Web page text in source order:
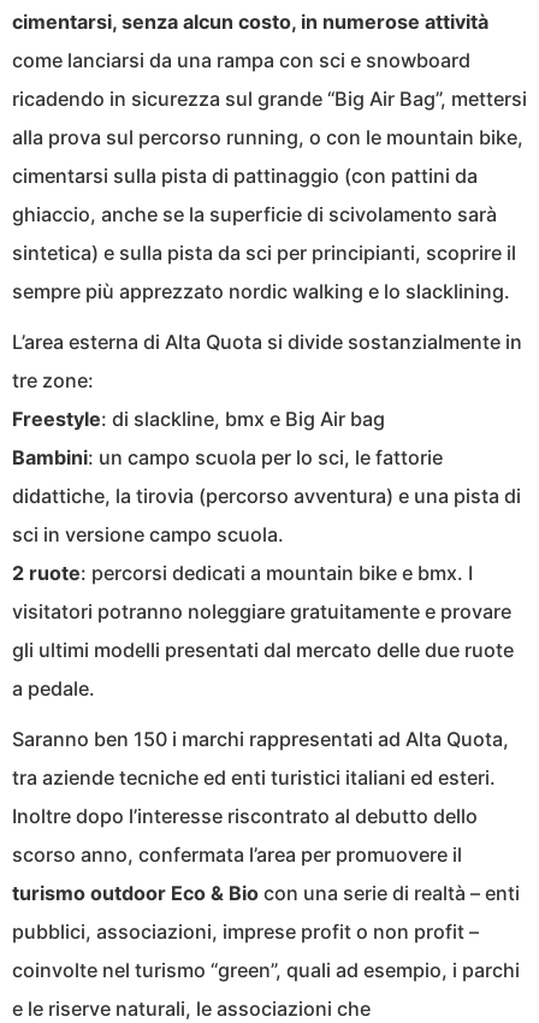
cimentarsi, senza alcun costo, in numerose attività
come lanciarsi da una rampa con sci e snowboard
ricadendo in sicurezza sul grande “Big Air Bag”, mettersi
alla prova sul percorso running, o con le mountain bike,
cimentarsi sulla pista di pattinaggio (con pattini da
ghiaccio, anche se la superficie di scivolamento sarà
sintetica) e sulla pista da sci per principianti, scoprire il
sempre più apprezzato nordic walking e lo slacklining.
L’area esterna di Alta Quota si divide sostanzialmente in
tre zone:
Freestyle: di slackline, bmx e Big Air bag
Bambini: un campo scuola per lo sci, le fattorie
didattiche, la tirovia (percorso avventura) e una pista di
sci in versione campo scuola.
2 ruote: percorsi dedicati a mountain bike e bmx. I
visitatori potranno noleggiare gratuitamente e provare
gli ultimi modelli presentati dal mercato delle due ruote
a pedale.
Saranno ben 150 i marchi rappresentati ad Alta Quota,
tra aziende tecniche ed enti turistici italiani ed esteri.
Inoltre dopo l’interesse riscontrato al debutto dello
scorso anno, confermata l’area per promuovere il
turismo outdoor Eco & Bio con una serie di realtà – enti
pubblici, associazioni, imprese profit o non profit –
coinvolte nel turismo “green”, quali ad esempio, i parchi
e le riserve naturali, le associazioni che